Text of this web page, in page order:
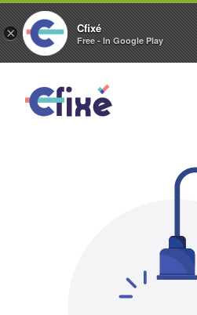
× Cfixé
Free - In Google Play